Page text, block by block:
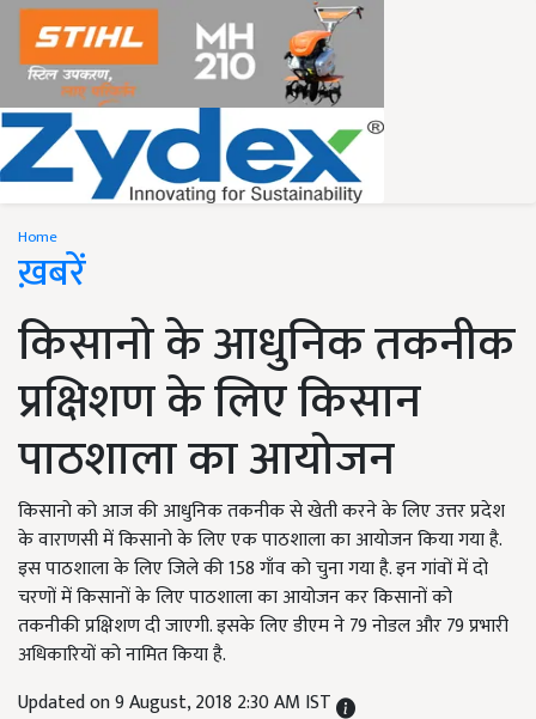
Home
ख़बरें
किसानो के आधुनिक तकनीक
प्रक्षिशण के लिए किसान
पाठशाला का आयोजन
किसानो को आज की आधुनिक तकनीक से खेती करने के लिए उत्तर प्रदेश
के वाराणसी में किसानो के लिए एक पाठशाला का आयोजन किया गया है.
इस पाठशाला के लिए जिले की 158 गाँव को चुना गया है. इन गांवों में दो
चरणों में किसानों के लिए पाठशाला का आयोजन कर किसानों को
तकनीकी प्रक्षिशण दी जाएगी. इसके लिए डीएम ने 79 नोडल और 79 प्रभारी
अधिकारियों को नामित किया है.
Updated on 9 August, 2018 2:30 AM IST